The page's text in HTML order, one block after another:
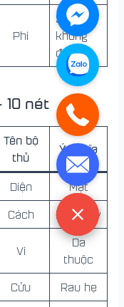
Phi
Sai, trái,
không
đúng
nét
Tên bộ
thủ
Ý nghĩa
Diện
Mặt
Cách Đổi, thay
Vi
Da
thuộc
Cửu Rau hẹ